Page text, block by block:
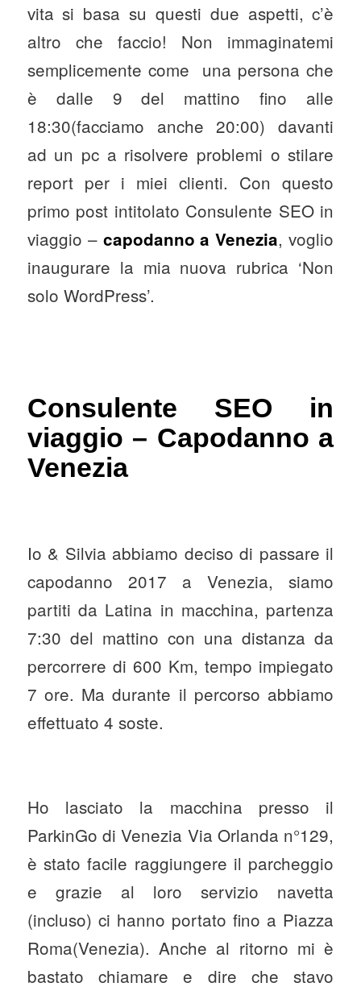
vita si basa su questi due aspetti, c’è
altro che faccio! Non immaginatemi
semplicemente come una persona che
è dalle 9 del mattino fino alle
18:30(facciamo anche 20:00) davanti
ad un pc a risolvere problemi o stilare
report per i miei clienti. Con questo
primo post intitolato Consulente SEO in
viaggio – capodanno a Venezia, voglio
inaugurare la mia nuova rubrica ‘Non
solo WordPress’.
Consulente SEO in
viaggio – Capodanno a
Venezia
Io & Silvia abbiamo deciso di passare il
capodanno 2017 a Venezia, siamo
partiti da Latina in macchina, partenza
7:30 del mattino con una distanza da
percorrere di 600 Km, tempo impiegato
7 ore. Ma durante il percorso abbiamo
effettuato 4 soste.
Ho lasciato la macchina presso il
ParkinGo di Venezia Via Orlanda n°129,
è stato facile raggiungere il parcheggio
e grazie al loro servizio navetta
(incluso) ci hanno portato fino a Piazza
Roma(Venezia). Anche al ritorno mi è
bastato chiamare e dire che stavo